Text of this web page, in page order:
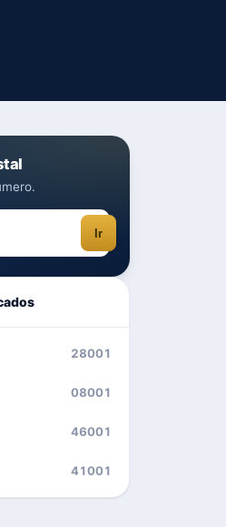
Ir
28001
08001
46001
41001